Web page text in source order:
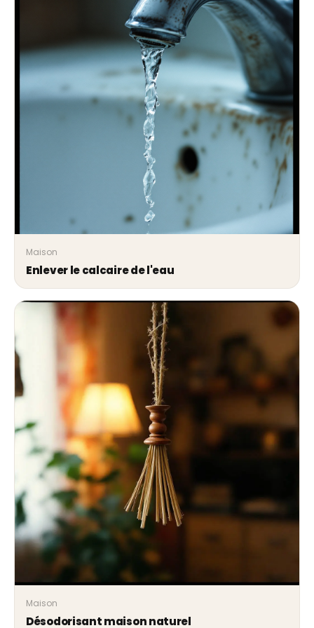
Maison
Enlever le calcaire de l'eau
Maison
Désodorisant maison naturel